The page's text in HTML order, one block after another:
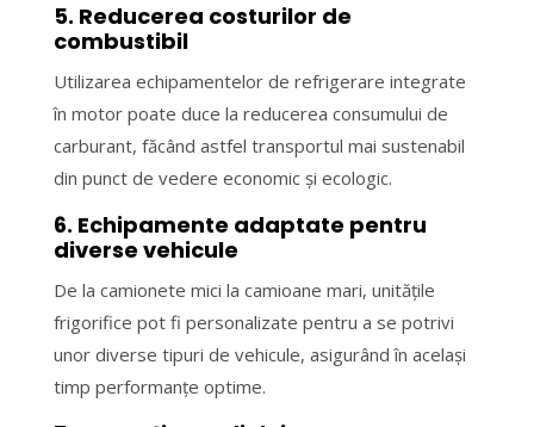
5. Reducerea costurilor de
combustibil
Utilizarea echipamentelor de refrigerare integrate
în motor poate duce la reducerea consumului de
carburant, făcând astfel transportul mai sustenabil
din punct de vedere economic și ecologic.
6. Echipamente adaptate pentru
diverse vehicule
De la camionete mici la camioane mari, unitățile
frigorifice pot fi personalizate pentru a se potrivi
unor diverse tipuri de vehicule, asigurând în același
timp performanțe optime.